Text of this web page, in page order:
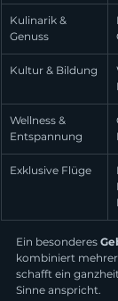
Kulinarik &
Genuss
Kultur & Bildung
Wellness &
Entspannung
Exklusive Flüge
Ein besonderes
kombiniert
schafft ein
Sinne anspricht.